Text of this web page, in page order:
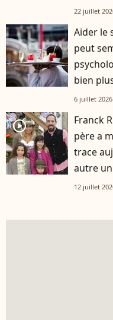
22 juillet
Aider le
peut
bien
6 juillet 2026
player2
Franck
père a
trace
autre
12 juillet